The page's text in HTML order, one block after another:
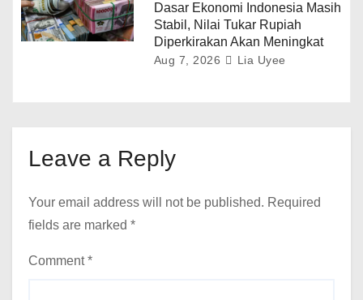
Dasar Ekonomi Indonesia Masih
Stabil, Nilai Tukar Rupiah
Diperkirakan Akan Meningkat
Aug 7, 2026 Lia Uyee
Leave a Reply
Your email address will not be published. Required
fields are marked *
Comment*